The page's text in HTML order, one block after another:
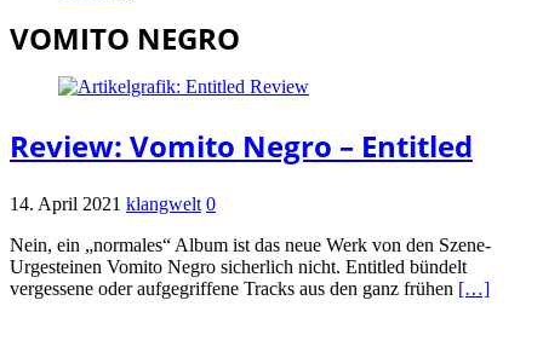
VOMITO NEGRO
Review: Vomito Negro – Entitled
14. April 2021 klangwelt 0
Nein, ein „normales“ Album ist das neue Werk von den Szene-
Urgesteinen Vomito Negro sicherlich nicht. Entitled bündelt
vergessene oder aufgegriffene Tracks aus den ganz frühen […]